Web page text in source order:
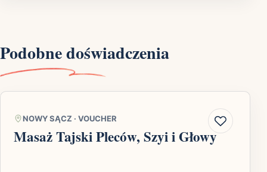
Podobne doświadczenia
NOWY SĄCZ · VOUCHER
Masaż Tajski Pleców, Szyi i Głowy